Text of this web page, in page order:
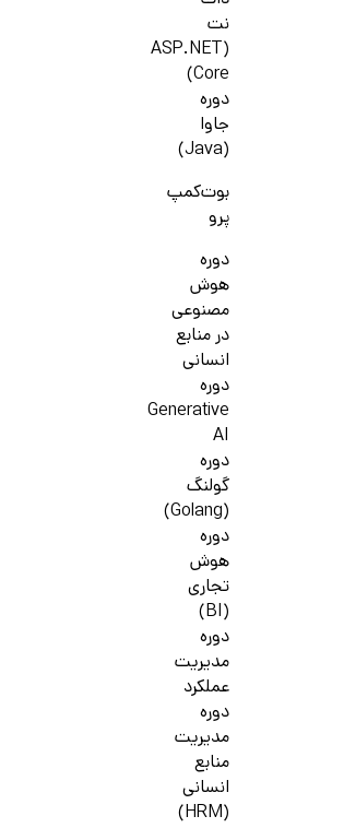
نت
(ASP.NET
Core)
دوره
جاوا
(Java)
بوت‌کمپ
پرو
دوره
هوش
مصنوعی
در منابع
انسانی
دوره
Generative
AI
دوره
گولنگ
(Golang)
دوره
هوش
تجاری
(BI)
دوره
مدیریت
عملکرد
دوره
مدیریت
منابع
انسانی
(HRM)